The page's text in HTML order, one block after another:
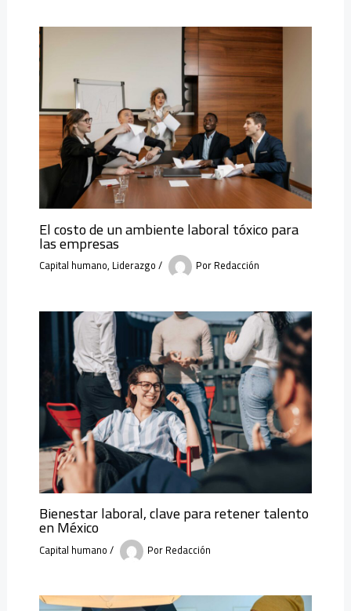
El costo de un ambiente laboral tóxico para
las empresas
Capital humano, Liderazgo/ PorRedacción
Bienestar laboral, clave para retener talento
en México
Capital humano/ PorRedacción